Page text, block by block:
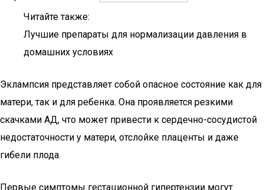
Читайте также:
Лучшие препараты для нормализации давления в
домашних условиях
Эклампсия представляет собой опасное состояние как для
матери, так и для ребенка. Она проявляется резкими
скачками АД, что может привести к сердечно-сосудистой
недостаточности у матери, отслойке плаценты и даже
гибели плода.
Первые симптомы гестационной гипертензии могут